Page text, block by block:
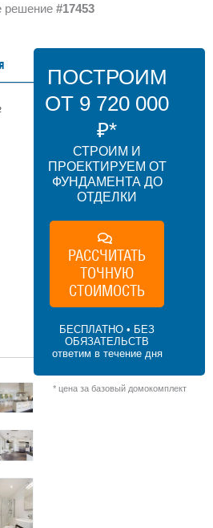
решение #17453
ПОСТРОИМ
ОТ 9 720 000
₽*
СТРОИМ И
ПРОЕКТИРУЕМ ОТ
ФУНДАМЕНТА ДО
ОТДЕЛКИ
РАССЧИТАТЬ
ТОЧНУЮ
СТОИМОСТЬ
БЕСПЛАТНО • БЕЗ
ОБЯЗАТЕЛЬСТВ
ответим в течение дня
* цена за базовый домокомплект